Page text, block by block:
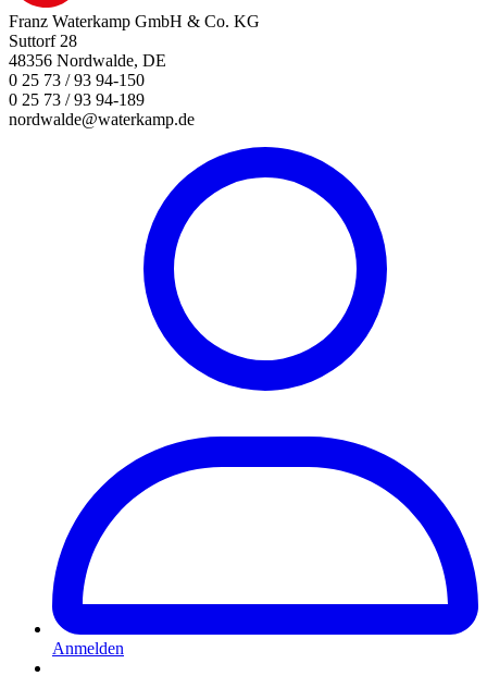
Franz Waterkamp GmbH & Co. KG
Suttorf 28
48356 Nordwalde, DE
0 25 73 / 93 94-150
0 25 73 / 93 94-189
nordwalde@waterkamp.de
Anmelden